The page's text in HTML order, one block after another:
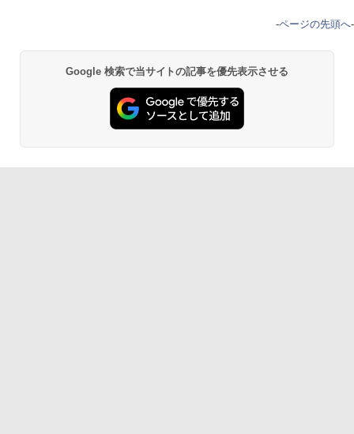
-ページの先頭へ-
Google 検索で当サイトの記事を優先表示させる